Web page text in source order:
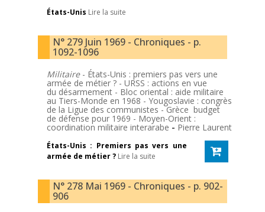
États-Unis Lire la suite
N° 279 Juin 1969 - Chroniques - p.
1092-1096
Militaire - États-Unis : premiers pas vers une
armée de métier ? - URSS : actions en vue
du désarmement - Bloc oriental : aide militaire
au Tiers-Monde en 1968 - Yougoslavie : congrès
de la Ligue des communistes - Grèce budget
de défense pour 1969 - Moyen-Orient :
coordination militaire interarabe - Pierre Laurent
États-Unis : Premiers pas vers une
armée de métier ? Lire la suite
N° 278 Mai 1969 - Chroniques - p. 902-
906